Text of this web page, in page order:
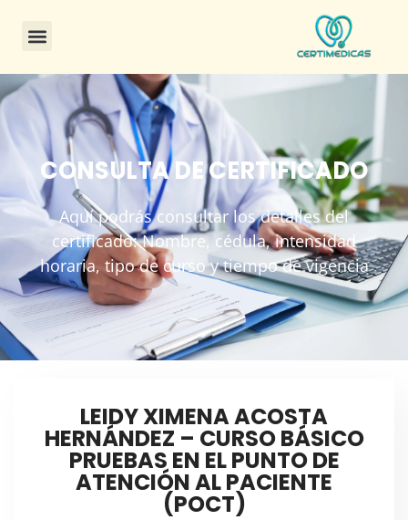
CONSULTA DE CERTIFICADO
Aquí podrás consultar los detalles del
certificado: Nombre, cédula, intensidad
horaria, tipo de curso y tiempo de vigencia
LEIDY XIMENA ACOSTA
HERNÁNDEZ – CURSO BÁSICO
PRUEBAS EN EL PUNTO DE
ATENCIÓN AL PACIENTE
(POCT)